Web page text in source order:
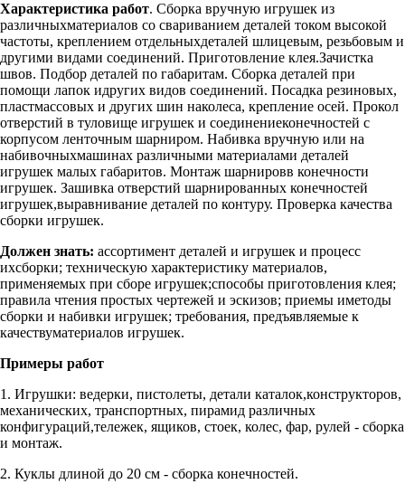
Характеристика работ. Сборка вручную игрушек из
различныхматериалов со свариванием деталей током высокой
частоты, креплением отдельныхдеталей шлицевым, резьбовым и
другими видами соединений. Приготовление клея.Зачистка
швов. Подбор деталей по габаритам. Сборка деталей при
помощи лапок идругих видов соединений. Посадка резиновых,
пластмассовых и других шин наколеса, крепление осей. Прокол
отверстий в туловище игрушек и соединениеконечностей с
корпусом ленточным шарниром. Набивка вручную или на
набивочныхмашинах различными материалами деталей
игрушек малых габаритов. Монтаж шарнировв конечности
игрушек. Зашивка отверстий шарнированных конечностей
игрушек,выравнивание деталей по контуру. Проверка качества
сборки игрушек.
Должен знать: ассортимент деталей и игрушек и процесс
ихсборки; техническую характеристику материалов,
применяемых при сборе игрушек;способы приготовления клея;
правила чтения простых чертежей и эскизов; приемы иметоды
сборки и набивки игрушек; требования, предъявляемые к
качествуматериалов игрушек.
Примеры работ
1. Игрушки: ведерки, пистолеты, детали каталок,конструкторов,
механических, транспортных, пирамид различных
конфигураций,тележек, ящиков, стоек, колес, фар, рулей - сборка
и монтаж.
2. Куклы длиной до 20 см - сборка конечностей.